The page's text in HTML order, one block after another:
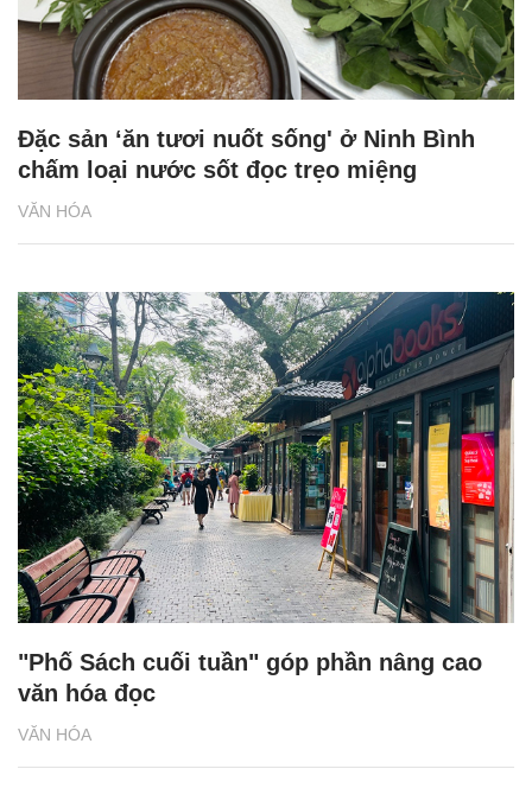
VĂN HÓA
Đặc sản ‘ăn tươi nuốt sống' ở Ninh Bình
chấm loại nước sốt đọc trẹo miệng
VĂN HÓA
"Phố Sách cuối tuần" góp phần nâng cao
văn hóa đọc